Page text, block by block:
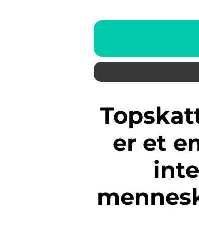
Topskattegrænsen i Danmark
er et